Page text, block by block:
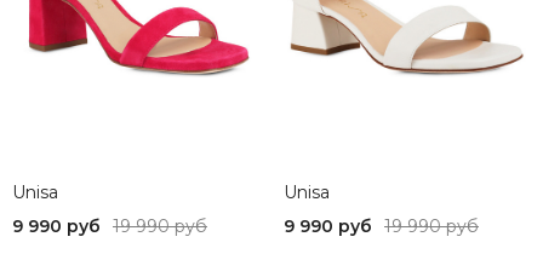
Unisa
9 990 руб
19 990 руб
Unisa
9 990 руб
19 990 руб